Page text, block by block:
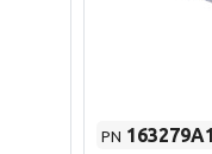
PN 163279A1